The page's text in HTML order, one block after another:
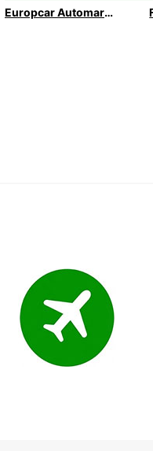
Europcar Automarken - Entdecken Sie unsere Fahrzeugflotte